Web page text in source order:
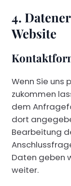
4.
Website
Wenn Sie uns
zukommen
dem
dort
Bearbeitung
Daten geben
weiter.